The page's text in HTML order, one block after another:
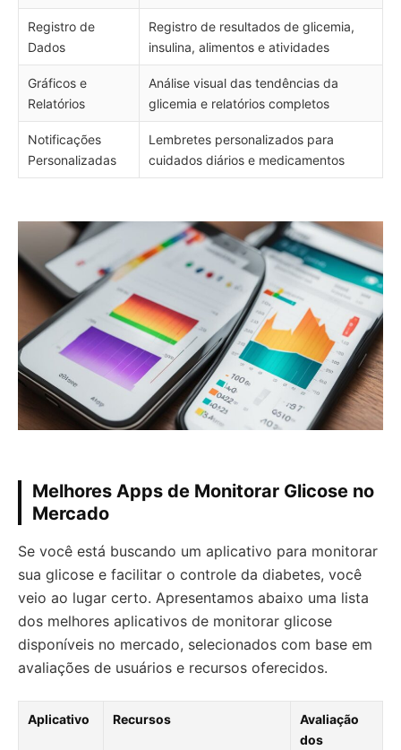
Registro de
Dados
Registro de resultados de glicemia,
insulina, alimentos e atividades
Gráficos e
Relatórios
Análise visual das tendências da
glicemia e relatórios completos
Notificações
Personalizadas
Lembretes personalizados para
cuidados diários e medicamentos
Melhores Apps de Monitorar Glicose no
Mercado
Se você está buscando um aplicativo para monitorar
sua glicose e facilitar o controle da diabetes, você
veio ao lugar certo. Apresentamos abaixo uma lista
dos melhores aplicativos de monitorar glicose
disponíveis no mercado, selecionados com base em
avaliações de usuários e recursos oferecidos.
Aplicativo Recursos
Avaliação
dos